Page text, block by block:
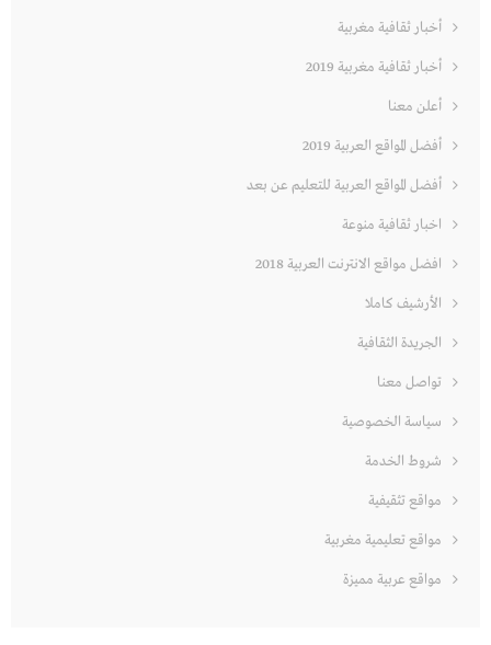
أخبار ثقافية مغربية
أخبار ثقافية مغربية 2019
أعلن معنا
أفضل المواقع العربية 2019
أفضل المواقع العربية للتعليم عن بعد
اخبار ثقافية منوعة
افضل مواقع الانترنت العربية 2018
الأرشيف كاملا
الجريدة الثقافية
تواصل معنا
سياسة الخصوصية
شروط الخدمة
مواقع تثقيفية
مواقع تعليمية مغربية
مواقع عربية مميزة